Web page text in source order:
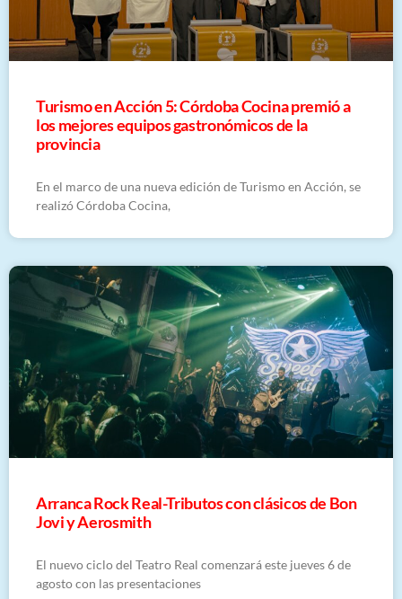
Turismo en Acción 5: Córdoba Cocina premió a
los mejores equipos gastronómicos de la
provincia
En el marco de una nueva edición de Turismo en Acción, se
realizó Córdoba Cocina,
Arranca Rock Real-Tributos con clásicos de Bon
Jovi y Aerosmith
El nuevo ciclo del Teatro Real comenzará este jueves 6 de
agosto con las presentaciones